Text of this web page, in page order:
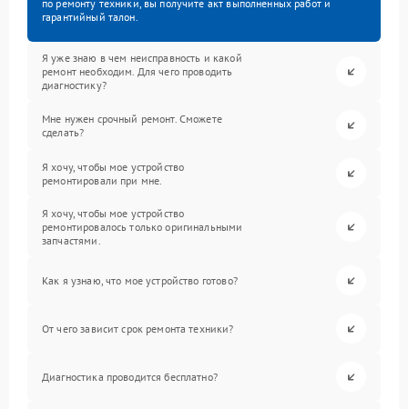
по ремонту техники, вы получите акт выполненных работ и
гарантийный талон.
Я уже знаю в чем неисправность и какой
ремонт необходим. Для чего проводить
диагностику?
Мне нужен срочный ремонт. Сможете
сделать?
Я хочу, чтобы мое устройство
ремонтировали при мне.
Я хочу, чтобы мое устройство
ремонтировалось только оригинальными
запчастями.
Как я узнаю, что мое устройство готово?
От чего зависит срок ремонта техники?
Диагностика проводится бесплатно?